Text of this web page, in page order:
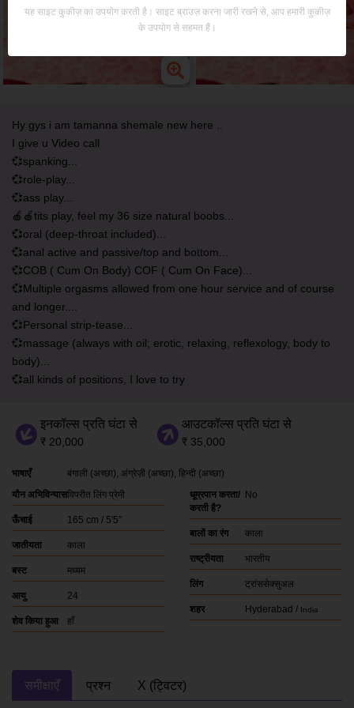
Hy gys i am tamanna shemale new here ..
I give u Video call
💞spanking...
💞role-play...
💞ass play...
🍎🍎tits play, feel my 36 size natural boobs...
💞oral (deep-throat included)...
💞anal active and passive/top and bottom...
💞COB ( Cum On Body) COF ( Cum On Face)...
💞Multiple orgasms allowed from one hour service and of course
and longer....
💞Personal strip-tease...
💞massage (always with oil; erotic, relaxing, reflexology, body to
body)...
💞all kinds of positions, I love to try
इनकॉल्स प्रति घंटा से
₹ 20,000
आउटकॉल्स प्रति घंटा से
₹ 35,000
भाषाएँ बंगाली (अच्छा) अंग्रेज़ी (अच्छा) हिन्दी (अच्छा)
यौन अभिविन्यासविपरीत लिंग प्रेमी
ऊँचाई 165 cm / 5′5″
जातीयता काला
बस्ट मध्यम
आयु 24
शेव किया हुआ हाँ
धूम्रपान करता/
करती है?
No
बालों का रंग काला
राष्ट्रीयता भारतीय
लिंग ट्रांससेक्सुअल
शहर Hyderabad / India
समीक्षाएँ प्रश्न X (ट्विटर)
यह साइट कुकीज़ का उपयोग करती है। साइट ब्राउज़ करना जारी रखने से, आप हमारी कुकीज़
के उपयोग से सहमत हैं।